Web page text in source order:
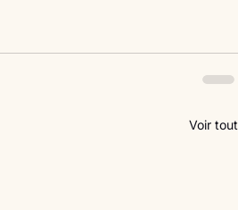
Voir tout